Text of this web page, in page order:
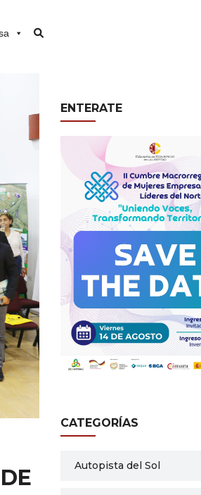
ENTERATE
CATEGORÍAS
Autopista del Sol